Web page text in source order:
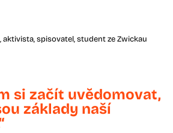
si začít uvědomovat,
základy naší